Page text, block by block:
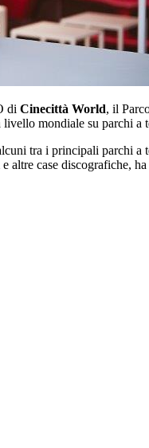
di Cinecittà World, il
livello mondiale su parchi a
tra i principali parchi a
e altre case discografiche,